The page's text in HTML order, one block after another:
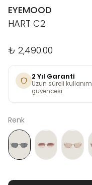
EYEMOOD
HART C2
₺ 2,490.00
2 Yıl Garanti
Uzun süreli kullanım
güvencesi
Renk